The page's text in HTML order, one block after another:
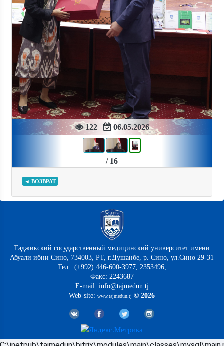
122 06.05.2026
/ 16
◄ ВОЗВРАТ
Таджикский государственный медицинский университет имени
Абуали ибни Сино, 734003, РТ, г.Душанбе, р. Сино, ул.Сино 29-31
Тел.: (+992) 446-600-3977, 2353496,
Факс: 2243687
E-mail: info@tajmedun.tj
Web-site: www.tajmedun.tj © 2026